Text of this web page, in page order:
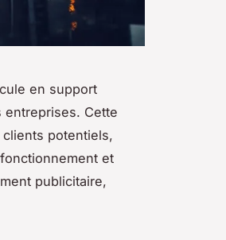
en support
Cette
potentiels,
et
publicitaire,